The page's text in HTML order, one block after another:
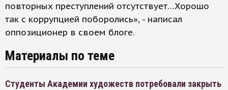
повторных преступлений отсутствует…Хорошо
так с коррупцией поборолись», - написал
оппозиционер в своем блоге.
Материалы по теме
Студенты Академии художеств потребовали закрыть